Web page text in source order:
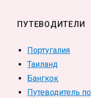
ПУТЕВОДИТЕЛИ
Португалия
Таиланд
Бангкок
Путеводитель